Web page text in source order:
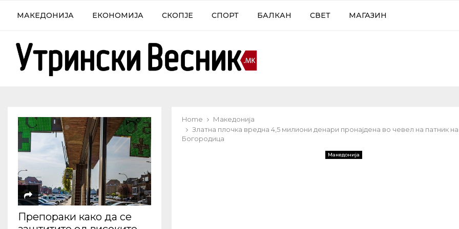
МАКЕДОНИЈА ЕКОНОМИЈА СКОПЈЕ СПОРТ БАЛКАН СВЕТ МАГАЗИН
Home
Македонија
Златна плочка вредна 4,5 милиони денари пронајдена во чевел на патник
Богородица
Македонија
Препораки како да се